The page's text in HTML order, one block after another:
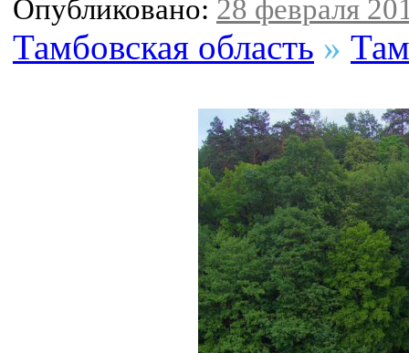
Опубликовано: 28 февраля
Тамбовская область »